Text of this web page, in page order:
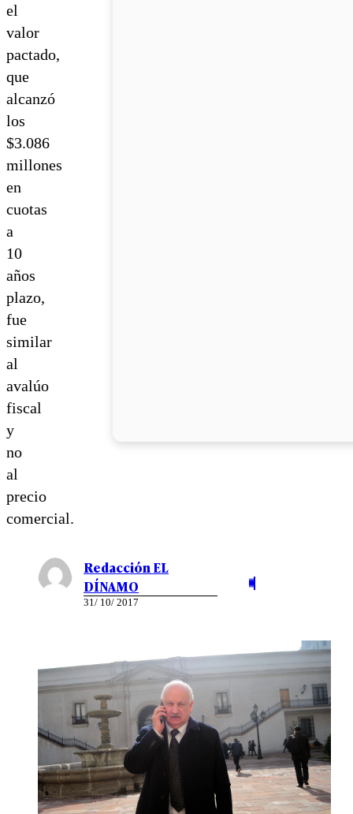
el
valor
pactado,
que
alcanzó
los
$3.086
millones
en
cuotas
a
10
años
plazo,
fue
similar
al
avalúo
fiscal
y
no
al
precio
comercial.
Redacción EL
DÍNAMO
31/ 10/ 2017